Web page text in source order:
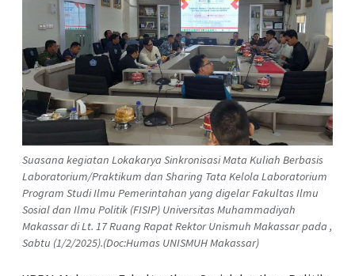
Suasana kegiatan Lokakarya Sinkronisasi Mata Kuliah Berbasis
Laboratorium/Praktikum dan Sharing Tata Kelola Laboratorium
Program Studi Ilmu Pemerintahan yang digelar Fakultas Ilmu
Sosial dan Ilmu Politik (FISIP) Universitas Muhammadiyah
Makassar di Lt. 17 Ruang Rapat Rektor Unismuh Makassar pada ,
Sabtu (1/2/2025).(Doc:Humas UNISMUH Makassar)